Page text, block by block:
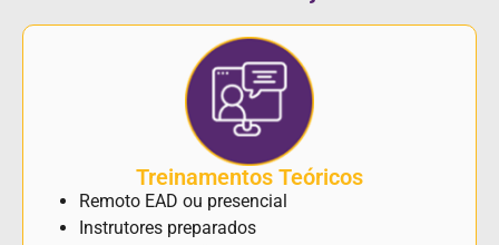
Treinamentos Teóricos
Remoto EAD ou presencial
Instrutores preparados